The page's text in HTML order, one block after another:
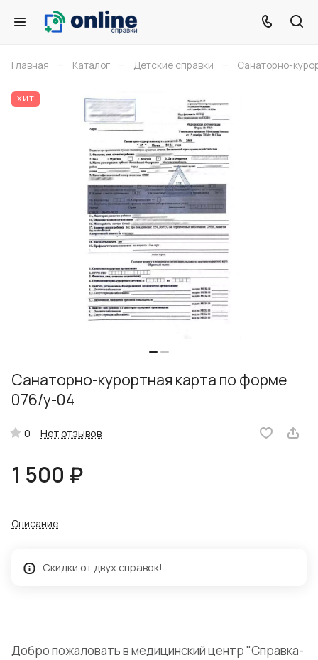
Главная – Каталог – Детские справки – Санаторно-
ХИТ
Санаторно-курортная карта по форме
076/у-04
0 Нет отзывов
1 500 ₽
Описание
Скидки от двух справок!
Добро пожаловать в медицинский центр "Справка-